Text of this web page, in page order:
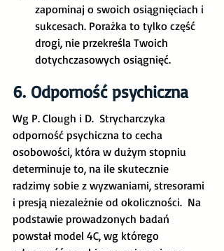
zapominaj o swoich osiągnięciach i
sukcesach. Porażka to tylko część
drogi, nie przekreśla Twoich
dotychczasowych osiągnięć.
6. Odporność psychiczna
Wg P. Clough i D.  Strycharczyka
odporność psychiczna to cecha
osobowości, która w dużym stopniu
determinuje to, na ile skutecznie
radzimy sobie z wyzwaniami, stresorami
i presją niezależnie od okoliczności.  Na
podstawie prowadzonych badań
powstał model 4C, wg którego